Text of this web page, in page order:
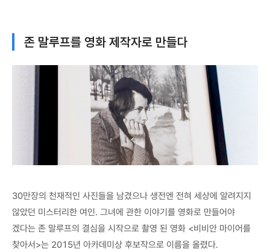
존 말루프를 영화 제작자로 만들다
30만장의 천재적인 사진들을 남겼으나 생전엔 전혀 세상에 알려지지
않았던 미스터리한 여인. 그녀에 관한 이야기를 영화로 만들어야
겠다는 존 말루프의 결심을 시작으로 촬영 된 영화 <비비안 마이어를
찾아서>는 2015년 아카데미상 후보작으로 이름을 올렸다.